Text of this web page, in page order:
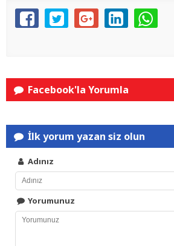
Facebook'la Yorumla
İlk yorum yazan siz olun
Adınız
Yorumunuz